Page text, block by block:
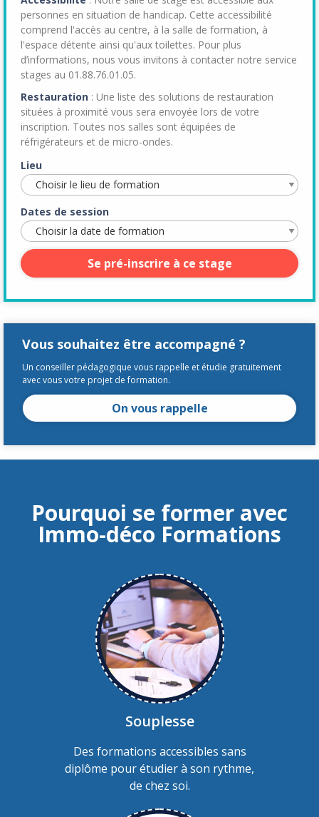
personnes en situation de handicap. Cette accessibilité
comprend l'accès au centre, à la salle de formation, à
l'espace détente ainsi qu'aux toilettes. Pour plus
d’informations, nous vous invitons à contacter notre service
stages au 01.88.76.01.05.
Restauration : Une liste des solutions de restauration
situées à proximité vous sera envoyée lors de votre
inscription. Toutes nos salles sont équipées de
réfrigérateurs et de micro-ondes.
Lieu
Dates de session
Vous souhaitez être accompagné ?
Un conseiller pédagogique vous rappelle et étudie gratuitement
avec vous votre projet de formation.
On vous rappelle
Pourquoi se former avec
Immo-déco Formations
Souplesse
Des formations accessibles sans
diplôme pour étudier à son rythme,
de chez soi.